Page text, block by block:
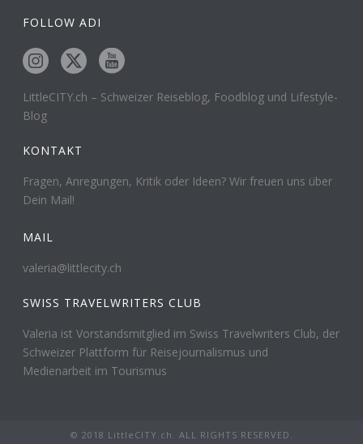
FOLLOW ADI
LittleCITY.ch – Schweizer Reiseblog, Foodblog und Lifestyle-
Blog
KONTAKT
Fragen, Anregungen, Kritik oder Ideen? Wir freuen uns über
Dein Mail!
MAIL
valeria@littlecity.ch
SWISS TRAVELWRITERS CLUB
Valeria ist Vorstandsmitglied im Swiss Travelwriters Club, der
Schweizer Plattform für Reisejournalismus und
Medienarbeit im Tourismus
© 2018 LittleCITY.ch. ALL RIGHTS RESERVED.